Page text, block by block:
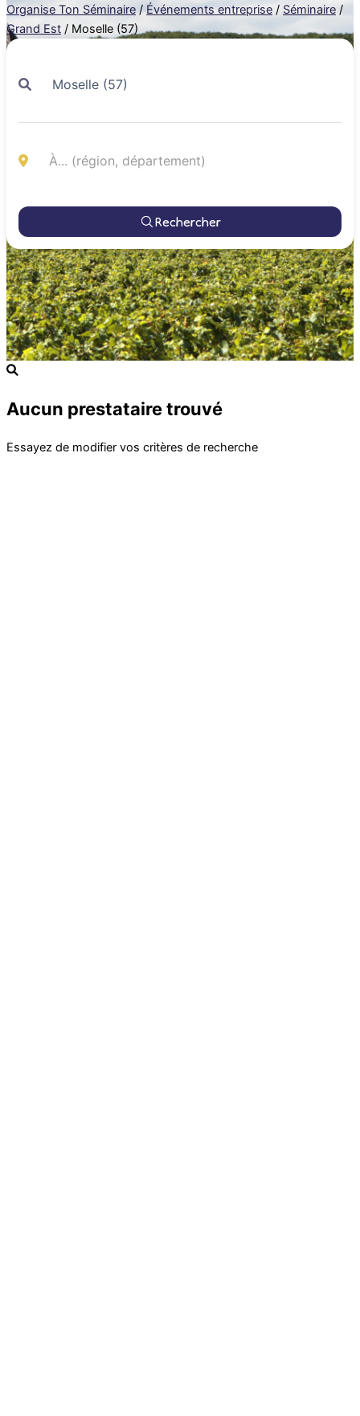
Organise Ton Séminaire / Événements entreprise / Séminaire /
Grand Est / Moselle (57)
Rechercher
Aucun prestataire trouvé
Essayez de modifier vos critères de recherche